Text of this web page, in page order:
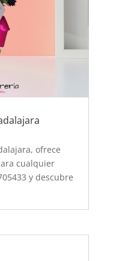
ofrece
cualquier
y descubre